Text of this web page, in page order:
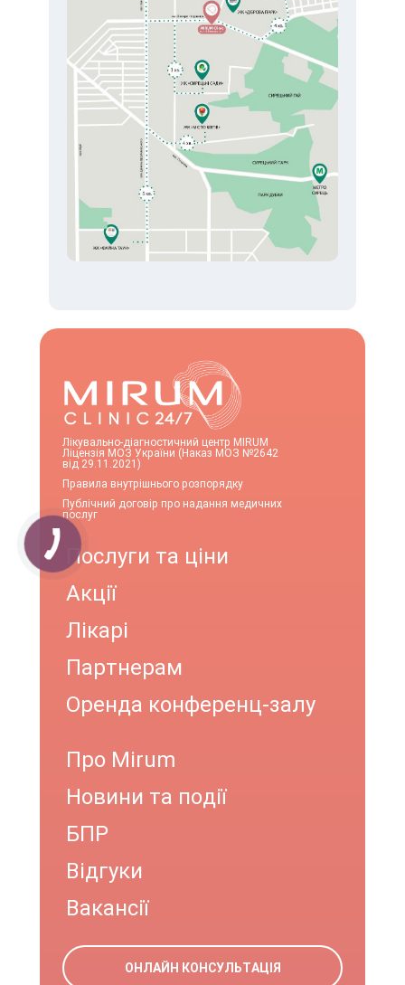
Лікувально-діагностичний центр MIRUM
Ліцензія МОЗ України (Наказ МОЗ №2642
від 29.11.2021)
Правила внутрішнього розпорядку
Публічний договір про надання медичних
послуг
Послуги та ціни
Акції
Лікарі
Партнерам
Оренда конференц-залу
Про Mirum
Новини та події
БПР
Відгуки
Вакансії
ОНЛАЙН КОНСУЛЬТАЦІЯ